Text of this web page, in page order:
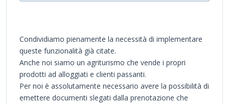
Condividiamo pienamente la necessità di implementare
queste funzionalità già citate.
Anche noi siamo un agriturismo che vende i propri
prodotti ad alloggiati e clienti passanti.
Per noi è assolutamente necessario avere la possibilità di
emettere documenti slegati dalla prenotazione che